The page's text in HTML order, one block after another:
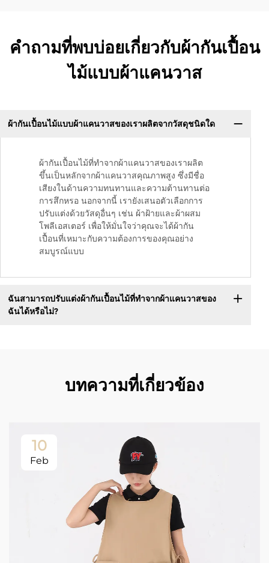
คำถามที่พบบ่อยเกี่ยวกับผ้ากันเปื้อน
ไม้แบบผ้าแคนวาส
ผ้ากันเปื้อนไม้แบบผ้าแคนวาสของเราผลิตจากวัสดุชนิดใด
ผ้ากันเปื้อนไม้ที่ทำจากผ้าแคนวาสของเราผลิต
ขึ้นเป็นหลักจากผ้าแคนวาสคุณภาพสูง ซึ่งมีชื่อ
เสียงในด้านความทนทานและความต้านทานต่อ
การสึกหรอ นอกจากนี้ เรายังเสนอตัวเลือกการ
ปรับแต่งด้วยวัสดุอื่นๆ เช่น ผ้าฝ้ายและผ้าผสม
โพลีเอสเตอร์ เพื่อให้มั่นใจว่าคุณจะได้ผ้ากัน
เปื้อนที่เหมาะกับความต้องการของคุณอย่าง
สมบูรณ์แบบ
ฉันสามารถปรับแต่งผ้ากันเปื้อนไม้ที่ทำจากผ้าแคนวาสของ
ฉันได้หรือไม่?
บทความที่เกี่ยวข้อง
10
Feb